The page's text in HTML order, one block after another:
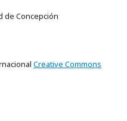
de Concepción
Creative Commons